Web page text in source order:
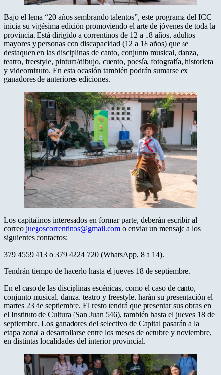
Bajo el lema “20 años sembrando talentos”, este programa del ICC
inicia su vigésima edición promoviendo el arte de jóvenes de toda la
provincia. Está dirigido a correntinos de 12 a 18 años, adultos
mayores y personas con discapacidad (12 a 18 años) que se
destaquen en las disciplinas de canto, conjunto musical, danza,
teatro, freestyle, pintura/dibujo, cuento, poesía, fotografía, historieta
y videominuto. En esta ocasión también podrán sumarse ex
ganadores de anteriores ediciones.
Los capitalinos interesados en formar parte, deberán escribir al
correo juegoscorrentinos@gmail.com o enviar un mensaje a los
siguientes contactos:
379 4559 413 o 379 4224 720 (WhatsApp, 8 a 14).
Tendrán tiempo de hacerlo hasta el jueves 18 de septiembre.
En el caso de las disciplinas escénicas, como el caso de canto,
conjunto musical, danza, teatro y freestyle, harán su presentación el
martes 23 de septiembre. El resto tendrá que presentar sus obras en
el Instituto de Cultura (San Juan 546), también hasta el jueves 18 de
septiembre. Los ganadores del selectivo de Capital pasarán a la
etapa zonal a desarrollarse entre los meses de octubre y noviembre,
en distintas localidades del interior provincial.